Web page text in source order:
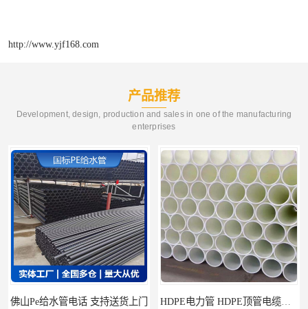
http://www.yjf168.com
产品推荐
Development, design, production and sales in one of the manufacturing
enterprises
佛山Pe给水管电话 支持送货上门 HDPE电力管 HDPE顶管电缆管保护套管